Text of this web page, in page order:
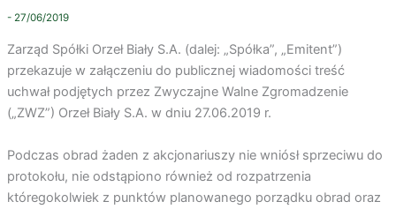
- 27/06/2019
Zarząd Spółki Orzeł Biały S.A. (dalej: „Spółka”, „Emitent”)
przekazuje w załączeniu do publicznej wiadomości treść
uchwał podjętych przez Zwyczajne Walne Zgromadzenie
(„ZWZ”) Orzeł Biały S.A. w dniu 27.06.2019 r.
Podczas obrad żaden z akcjonariuszy nie wniósł sprzeciwu do
protokołu, nie odstąpiono również od rozpatrzenia
któregokolwiek z punktów planowanego porządku obrad oraz